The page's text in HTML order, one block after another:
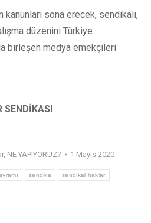
sona erecek, sendikalı,
düzenini Türkiye
birleşen medya emekçileri
SENDİKASI
, NE YAPIYORUZ? 1 Mayıs 2020
sendika sendikal haklar